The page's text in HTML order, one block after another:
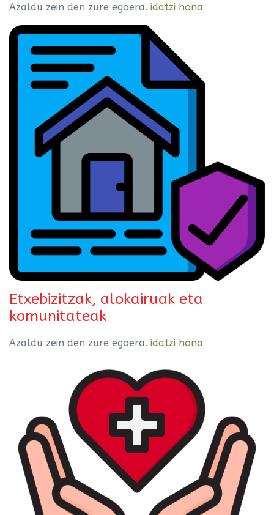
Azaldu zein den zure egoera. idatzi hona
Etxebizitzak, alokairuak eta
komunitateak
Azaldu zein den zure egoera. idatzi hona